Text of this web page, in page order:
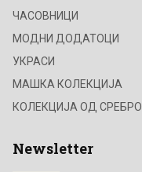
ЧАСОВНИЦИ
МОДНИ ДОДАТОЦИ
УКРАСИ
МАШКА КОЛЕКЦИЈА
КОЛЕКЦИЈА ОД СРЕБРО
Newsletter